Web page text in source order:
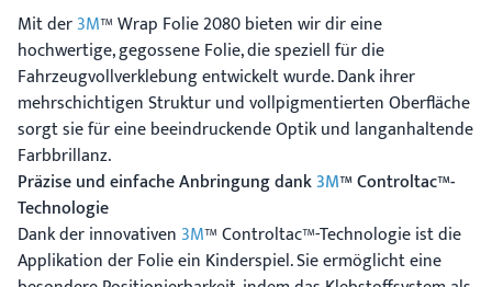
Mit der3M™ Wrap Folie 2080 bieten wir dir eine
hochwertige, gegossene Folie, die speziell für die
Fahrzeugvollverklebung entwickelt wurde. Dank ihrer
mehrschichtigen Struktur und vollpigmentierten Oberfläche
sorgt sie für eine beeindruckende Optik und langanhaltende
Farbbrillanz.
Präzise und einfache Anbringung dank3M™ Controltac™-
Technologie
Dank der innovativen3M™ Controltac™-Technologie ist die
Applikation der Folie ein Kinderspiel. Sie ermöglicht eine